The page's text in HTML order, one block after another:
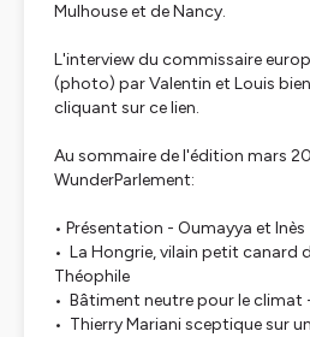
Mulhouse et de Nancy.
L'interview du commissaire
(photo) par Valentin et Louis
cliquant sur ce lien.
Au sommaire de l'édition mars
WunderParlement:
• Présentation - Oumayya et Inès
• La Hongrie, vilain petit canard
Théophile
• Bâtiment neutre pour le climat
• Thierry Mariani sceptique sur